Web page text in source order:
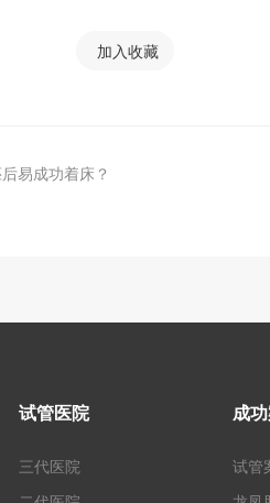
加入收藏
易成功着床？
试管医院
三代医院
成
试管